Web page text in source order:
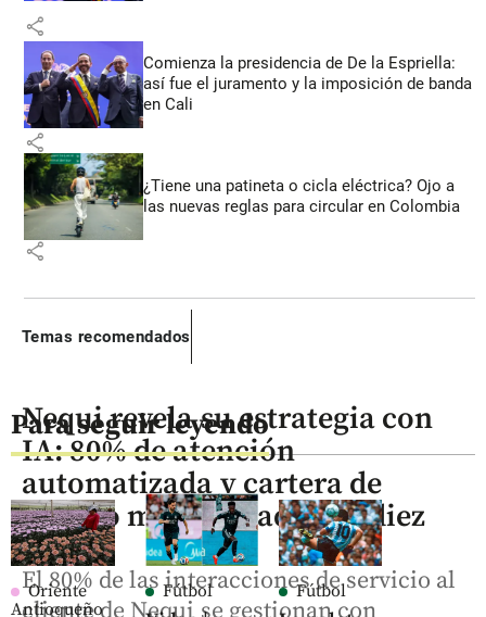
share
Comienza la presidencia de De la Espriella:
así fue el juramento y la imposición de banda
en Cali
share
¿Tiene una patineta o cicla eléctrica? Ojo a
las nuevas reglas para circular en Colombia
share
Temas recomendados
Para seguir leyendo
Oriente
Antioqueño
Fútbol Fútbol
Nequi revela su estrategia con
IA: 80% de atención
automatizada y cartera de
crédito multiplicada por diez
El 80% de las interacciones de servicio al